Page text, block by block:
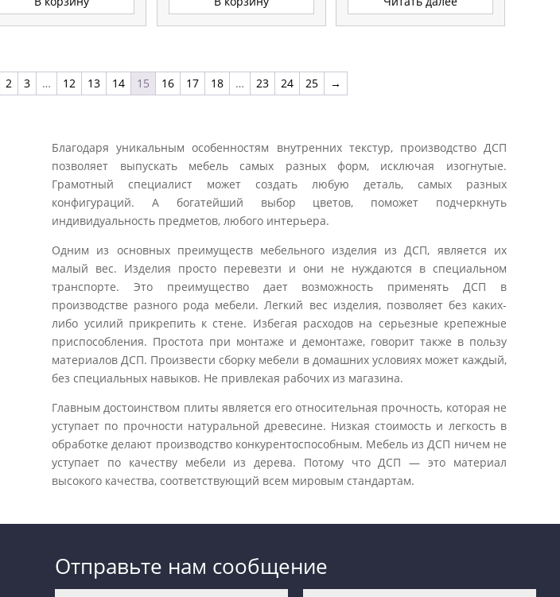
2 3 … 12 13 14 15 16 17 18 … 23 24 25 →
Благодаря уникальным особенностям внутренних текстур, производство ДСП
позволяет выпускать мебель самых разных форм, исключая изогнутые.
Грамотный специалист может создать любую деталь, самых разных
конфигураций. А богатейший выбор цветов, поможет подчеркнуть
индивидуальность предметов, любого интерьера.
Одним из основных преимуществ мебельного изделия из ДСП, является их
малый вес. Изделия просто перевезти и они не нуждаются в специальном
транспорте. Это преимущество дает возможность применять ДСП в
производстве разного рода мебели. Легкий вес изделия, позволяет без каких-
либо усилий прикрепить к стене. Избегая расходов на серьезные крепежные
приспособления. Простота при монтаже и демонтаже, говорит также в пользу
материалов ДСП. Произвести сборку мебели в домашних условиях может каждый,
без специальных навыков. Не привлекая рабочих из магазина.
Главным достоинством плиты является его относительная прочность, которая не
уступает по прочности натуральной древесине. Низкая стоимость и легкость в
обработке делают производство конкурентоспособным. Мебель из ДСП ничем не
уступает по качеству мебели из дерева. Потому что ДСП — это материал
высокого качества, соответствующий всем мировым стандартам.
Отправьте нам сообщение